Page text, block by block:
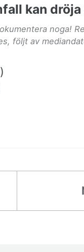
kan
noga!
följt av